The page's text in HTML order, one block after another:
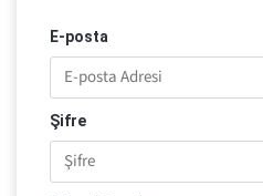
E-posta
Şifre